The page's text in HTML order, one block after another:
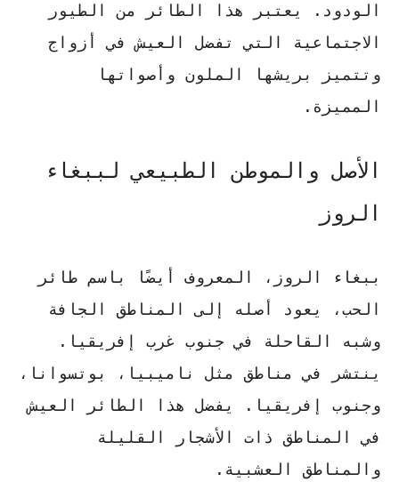
الودود. يعتبر هذا الطائر من الطيور
الاجتماعية التي تفضل العيش في أزواج
وتتميز بريشها الملون وأصواتها
المميزة.
الأصل والموطن الطبيعي لببغاء
الروز
ببغاء الروز، المعروف أيضًا باسم طائر
الحب، يعود أصله إلى المناطق الجافة
وشبه القاحلة في جنوب غرب إفريقيا.
ينتشر في مناطق مثل ناميبيا، بوتسوانا،
وجنوب إفريقيا. يفضل هذا الطائر العيش
في المناطق ذات الأشجار القليلة
والمناطق العشبية.